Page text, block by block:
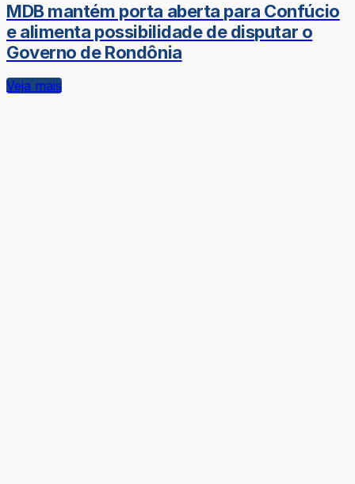
MDB mantém porta aberta para Confúcio
e alimenta possibilidade de disputar o
Governo de Rondônia
Veja mais